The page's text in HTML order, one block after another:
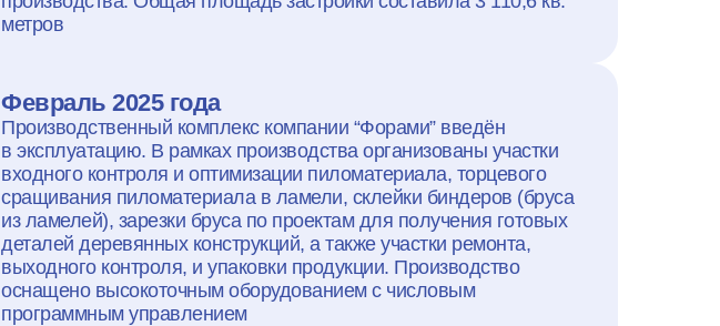
метров
Февраль 2025 года
Производственный комплекс компании “Форами” введён
в эксплуатацию. В рамках производства организованы участки
входного контроля и оптимизации пиломатериала, торцевого
сращивания пиломатериала в ламели, склейки биндеров (бруса
из ламелей), зарезки бруса по проектам для получения готовых
деталей деревянных конструкций, а также участки ремонта,
выходного контроля, и упаковки продукции. Производство
оснащено высокоточным оборудованием с числовым
программным управлением